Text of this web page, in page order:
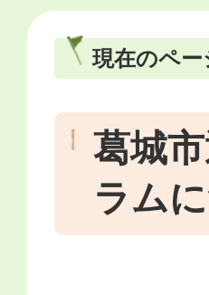
現在のペー
葛城
ラム